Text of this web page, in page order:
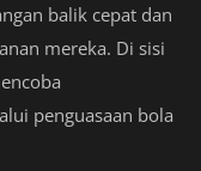
balik cepat dan
mereka. Di sisi
penguasaan bola